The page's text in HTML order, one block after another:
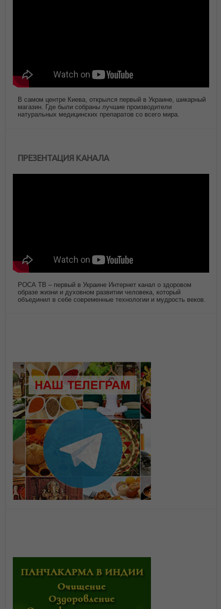
В самом центре Киева, открылся первый в Украине, шикарный
магазин. Где были собраны лучшие производители
натуральных медицинских препаратов со всего мира.
ПРЕЗЕНТАЦИЯ КАНАЛА
РОСА ТВ – первый в Украине Интернет канал о здоровом
образе жизни и духовном развитии человека, который
объединил в себе современные технологии и мудрость веков.